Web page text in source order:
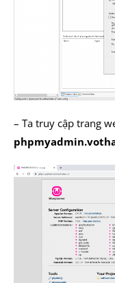
– Ta truy cập trang